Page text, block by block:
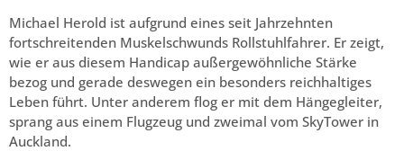
Michael Herold ist aufgrund eines seit Jahrzehnten
fortschreitenden Muskelschwunds Rollstuhlfahrer. Er zeigt,
wie er aus diesem Handicap außergewöhnliche Stärke
bezog und gerade deswegen ein besonders reichhaltiges
Leben führt. Unter anderem flog er mit dem Hängegleiter,
sprang aus einem Flugzeug und zweimal vom SkyTower in
Auckland.